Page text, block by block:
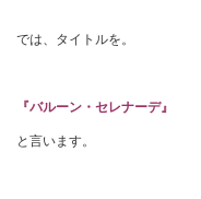
では、タイトルを。
『バルーン・セレナーデ』
と言います。